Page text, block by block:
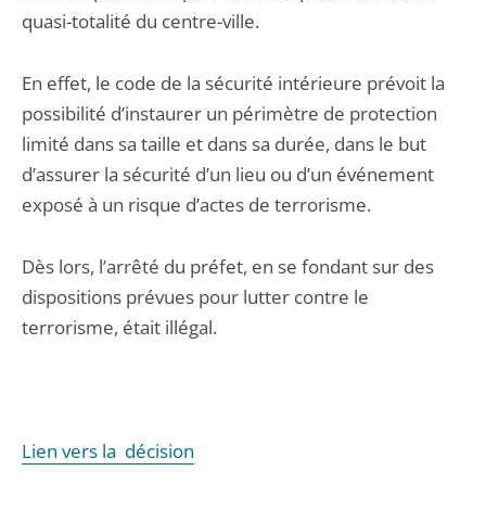
quasi-totalité du centre-ville.
En effet, le code de la sécurité intérieure prévoit la
possibilité d’instaurer un périmètre de protection
limité dans sa taille et dans sa durée, dans le but
d’assurer la sécurité d’un lieu ou d’un événement
exposé à un risque d’actes de terrorisme.
Dès lors, l’arrêté du préfet, en se fondant sur des
dispositions prévues pour lutter contre le
terrorisme, était illégal.
Lien vers la décision